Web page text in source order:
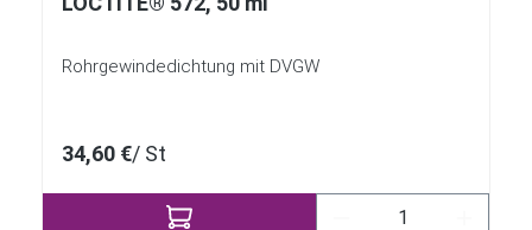
Rohrgewindedichtung mit DVGW
34,60 €/ St
Produkt Anzahl: